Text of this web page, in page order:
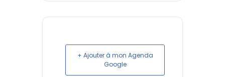
+ Ajouter à mon Agenda
Google